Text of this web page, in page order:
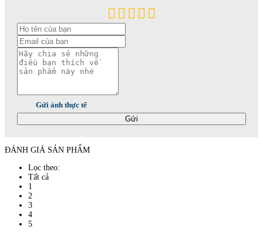
Gửi ảnh thực tế
Gửi
ĐÁNH GIÁ SẢN PHẨM
Lọc theo:
Tất cả
1
2
3
4
5